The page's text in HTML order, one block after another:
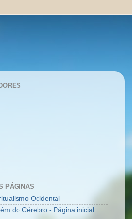
PÁGINAS
Ocidental
do Cérebro - Página inicial